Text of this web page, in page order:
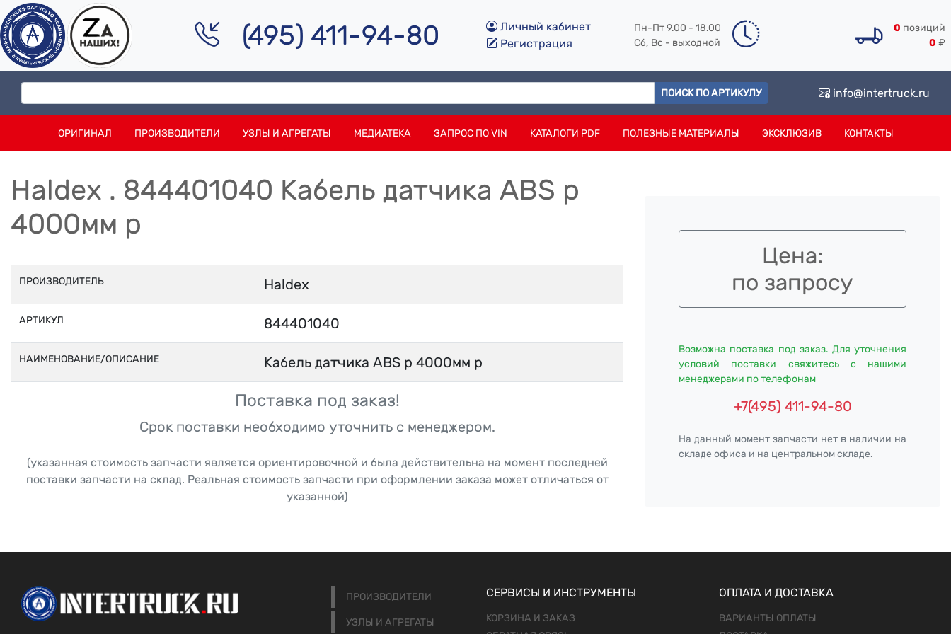
(495) 411-94-80
Личный кабинет
Регистрация
Пн-Пт 9.00 - 18.00
Сб, Вс - выходной
0 позиций
0 ₽
ПОИСК ПО АРТИКУЛУ info@intertruck.ru
ОРИГИНАЛ ПРОИЗВОДИТЕЛИ УЗЛЫ И АГРЕГАТЫ МЕДИАТЕКА ЗАПРОС ПО VIN КАТАЛОГИ PDF ПОЛЕЗНЫЕ МАТЕРИАЛЫ ЭКСКЛЮЗИВ КОНТАКТЫ
Haldex . 844401040 Кабель датчика ABS p
4000мм p
ПРОИЗВОДИТЕЛЬ Haldex
АРТИКУЛ 844401040
НАИМЕНОВАНИЕ/ОПИСАНИЕ Кабель датчика ABS p 4000мм p
Поставка под заказ!
Срок поставки необходимо уточнить с менеджером.
(указанная стоимость запчасти является ориентировочной и была действительна на момент последней
поставки запчасти на склад. Реальная стоимость запчасти при оформлении заказа может отличаться от
указанной)
Цена:
по запросу
Возможна поставка под заказ. Для уточнения
условий поставки свяжитесь с нашими
менеджерами по телефонам
+7(495) 411-94-80
На данный момент запчасти нет в наличии на
складе офиса и на центральном складе.
ПРОИЗВОДИТЕЛИ
УЗЛЫ И АГРЕГАТЫ
СЕРВИСЫ И ИНСТРУМЕНТЫ
КОРЗИНА И ЗАКАЗ
ОПЛАТА И ДОСТАВКА
ВАРИАНТЫ ОПЛАТЫ